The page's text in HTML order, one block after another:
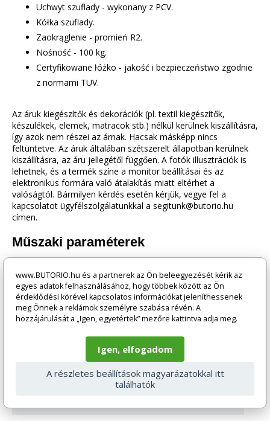
Uchwyt szuflady - wykonany z PCV.
Kółka szuflady.
Zaokrąglenie - promień R2.
Nośność - 100 kg.
Certyfikowane łóżko - jakość i bezpieczeństwo zgodnie
z normami TUV.
Az áruk kiegészítők és dekorációk (pl. textil kiegészítők,
készülékek, elemek, matracok stb.) nélkül kerülnek kiszállításra,
így azok nem részei az árnak. Hacsak másképp nincs
feltüntetve. Az áruk általában szétszerelt állapotban kerülnek
kiszállításra, az áru jellegétől függően. A fotók illusztrációk is
lehetnek, és a termék színe a monitor beállításai és az
elektronikus formára való átalakítás miatt eltérhet a
valóságtól. Bármilyen kérdés esetén kérjük, vegye fel a
kapcsolatot ügyfélszolgálatunkkal a segitunk@butorio.hu
címen.
Műszaki paraméterek
Ágy a fekvőhelyek száma szerint 1 gyermek részére
Ágytípus Klasszikus ágy
Színváltozat Fehér
Dřevo + HDF
Tárolóhely Ágy tárolóhellyel
www.BUTORIO.hu és a partnerek az Ön beleegyezését kérik az
egyes adatok felhasználásához, hogy többek között az Ön
érdeklődési körével kapcsolatos információkat jeleníthessenek
meg Önnek a reklámok személyre szabása révén. A
hozzájárulását a „Igen, egyetértek” mezőre kattintva adja meg.
Igen, elfogadom
A részletes beállítások magyarázatokkal itt
találhatók